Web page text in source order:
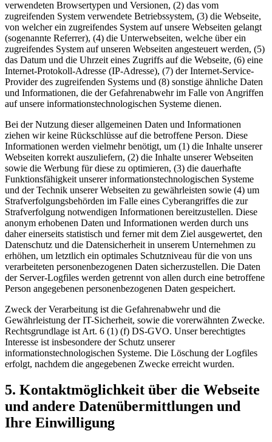
verwendeten Browsertypen und Versionen, (2) das vom
zugreifenden System verwendete Betriebssystem, (3) die Webseite,
von welcher ein zugreifendes System auf unsere Webseiten gelangt
(sogenannte Referrer), (4) die Unterwebseiten, welche über ein
zugreifendes System auf unseren Webseiten angesteuert werden, (5)
das Datum und die Uhrzeit eines Zugriffs auf die Webseite, (6) eine
Internet-Protokoll-Adresse (IP-Adresse), (7) der Internet-Service-
Provider des zugreifenden Systems und (8) sonstige ähnliche Daten
und Informationen, die der Gefahrenabwehr im Falle von Angriffen
auf unsere informationstechnologischen Systeme dienen.
Bei der Nutzung dieser allgemeinen Daten und Informationen
ziehen wir keine Rückschlüsse auf die betroffene Person. Diese
Informationen werden vielmehr benötigt, um (1) die Inhalte unserer
Webseiten korrekt auszuliefern, (2) die Inhalte unserer Webseiten
sowie die Werbung für diese zu optimieren, (3) die dauerhafte
Funktionsfähigkeit unserer informationstechnologischen Systeme
und der Technik unserer Webseiten zu gewährleisten sowie (4) um
Strafverfolgungsbehörden im Falle eines Cyberangriffes die zur
Strafverfolgung notwendigen Informationen bereitzustellen. Diese
anonym erhobenen Daten und Informationen werden durch uns
daher einerseits statistisch und ferner mit dem Ziel ausgewertet, den
Datenschutz und die Datensicherheit in unserem Unternehmen zu
erhöhen, um letztlich ein optimales Schutzniveau für die von uns
verarbeiteten personenbezogenen Daten sicherzustellen. Die Daten
der Server-Logfiles werden getrennt von allen durch eine betroffene
Person angegebenen personenbezogenen Daten gespeichert.
Zweck der Verarbeitung ist die Gefahrenabwehr und die
Gewährleistung der IT-Sicherheit, sowie die vorerwähnten Zwecke.
Rechtsgrundlage ist Art. 6 (1) (f) DS-GVO. Unser berechtigtes
Interesse ist insbesondere der Schutz unserer
informationstechnologischen Systeme. Die Löschung der Logfiles
erfolgt, nachdem die angegebenen Zwecke erreicht wurden.
5. Kontaktmöglichkeit über die Webseite
und andere Datenübermittlungen und
Ihre Einwilligung